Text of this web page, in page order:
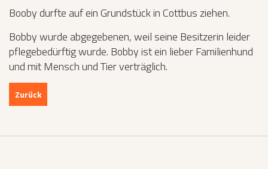
Booby durfte auf ein Grundstück in Cottbus ziehen.
Bobby wurde abgegebenen, weil seine Besitzerin leider
pflegebedürftig wurde. Bobby ist ein lieber Familienhund
und mit Mensch und Tier verträglich.
Zurück